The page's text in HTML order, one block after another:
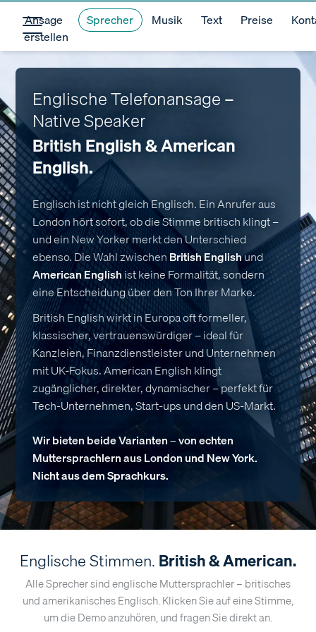
Ansage
erstellen
Sprecher Musik Text Preise
Englische Telefonansage –
Native Speaker
British English & American
English.
Englisch ist nicht gleich Englisch. Ein Anrufer aus
London hört sofort, ob die Stimme britisch klingt –
und ein New Yorker merkt den Unterschied
ebenso. Die Wahl zwischenBritish Englishund
American Englishist keine Formalität, sondern
eine Entscheidung über den Ton Ihrer Marke.
British English wirkt in Europa oft formeller,
klassischer, vertrauenswürdiger – ideal für
Kanzleien, Finanzdienstleister und Unternehmen
mit UK-Fokus. American English klingt
zugänglicher, direkter, dynamischer – perfekt für
Tech-Unternehmen, Start-ups und den US-Markt.
Wir bieten beide Varianten – von echten
Muttersprachlern aus London und New York.
Nicht aus dem Sprachkurs.
Englische Stimmen. British & American.
Alle Sprecher sind englische Muttersprachler – britisches
und amerikanisches Englisch. Klicken Sie auf eine Stimme,
um die Demo anzuhören, und fragen Sie direkt an.